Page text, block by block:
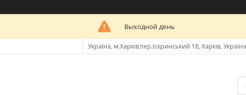
Выходной день
Україна, м.Харків,пер.Іскринський 18, Харків, Україна